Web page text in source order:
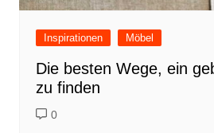
Inspirationen Möbel
Die besten Wege, ein
zu finden
0